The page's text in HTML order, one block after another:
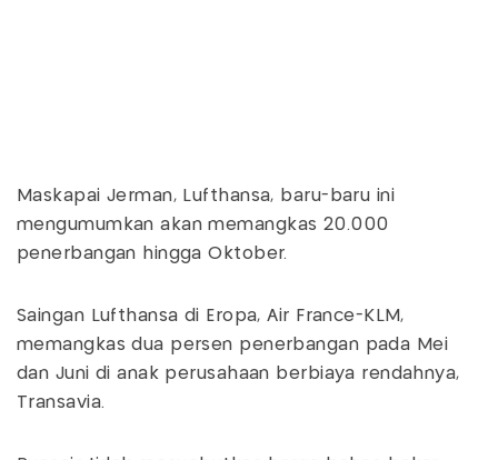
Maskapai Jerman, Lufthansa, baru-baru ini
mengumumkan akan memangkas 20.000
penerbangan hingga Oktober.
Saingan Lufthansa di Eropa, Air France-KLM,
memangkas dua persen penerbangan pada Mei
dan Juni di anak perusahaan berbiaya rendahnya,
Transavia.